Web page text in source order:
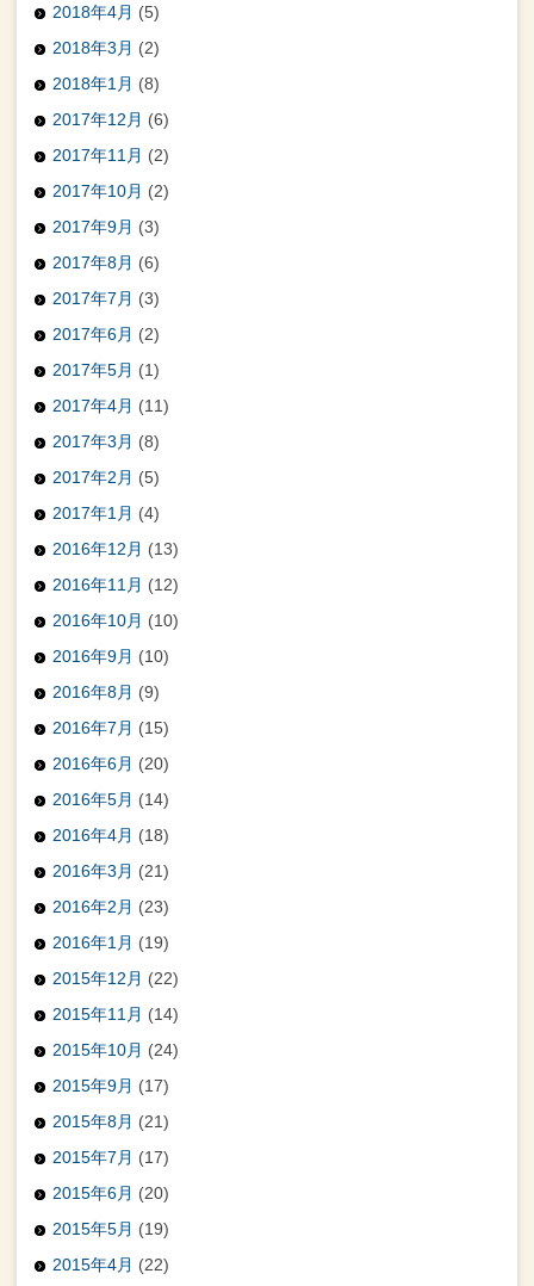
2018年4月 (5)
2018年3月 (2)
2018年1月 (8)
2017年12月 (6)
2017年11月 (2)
2017年10月 (2)
2017年9月 (3)
2017年8月 (6)
2017年7月 (3)
2017年6月 (2)
2017年5月 (1)
2017年4月 (11)
2017年3月 (8)
2017年2月 (5)
2017年1月 (4)
2016年12月 (13)
2016年11月 (12)
2016年10月 (10)
2016年9月 (10)
2016年8月 (9)
2016年7月 (15)
2016年6月 (20)
2016年5月 (14)
2016年4月 (18)
2016年3月 (21)
2016年2月 (23)
2016年1月 (19)
2015年12月 (22)
2015年11月 (14)
2015年10月 (24)
2015年9月 (17)
2015年8月 (21)
2015年7月 (17)
2015年6月 (20)
2015年5月 (19)
2015年4月 (22)